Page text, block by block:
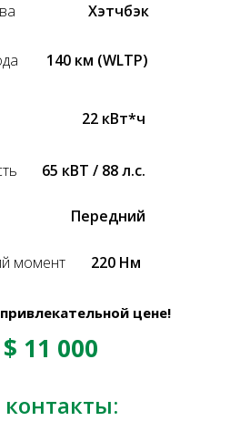
Хэтчбэк
22 кВт*ч
65 кВТ / 88 л.с.
Передний
момент 220 Нм
140 км (WLTP)
цене!
11 000